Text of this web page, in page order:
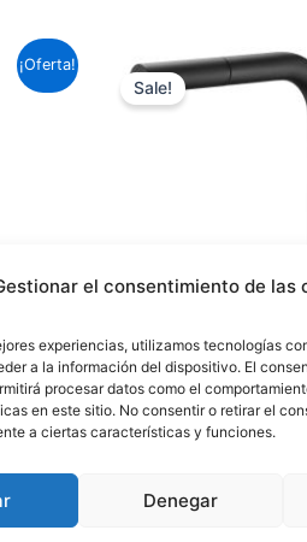
el consentimiento de las
experiencias, utilizamos tecnologías
a la información del dispositivo. El
procesar datos como el
en este sitio. No consentir o retirar el
a ciertas características y funciones.
Denegar
¡Oferta!
Sale!
IMEX COCINA
€
El
precio
120,92
El